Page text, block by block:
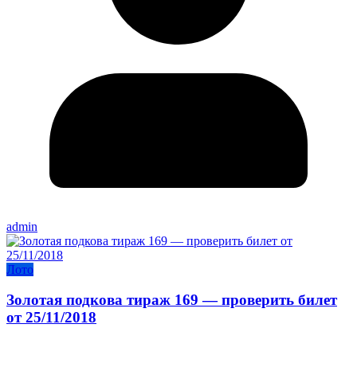
admin
Лото
Золотая подкова тираж 169 — проверить билет
от 25/11/2018